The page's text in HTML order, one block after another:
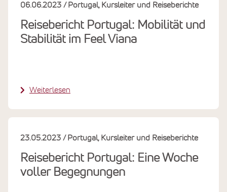
Reisebericht Portugal: Mobilität und
Stabilität im Feel Viana
06.06.2023 Portugal Kursleiter und Reiseberichte
Weiterlesen
Reisebericht Portugal: Eine Woche
voller Begegnungen
23.05.2023 Portugal Kursleiter und Reiseberichte